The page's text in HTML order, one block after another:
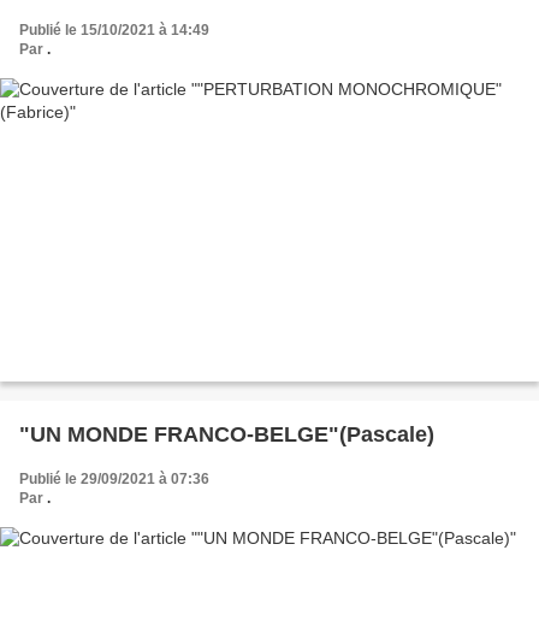
Publié le 15/10/2021 à 14:49
Par .
"UN MONDE FRANCO-BELGE"(Pascale)
Publié le 29/09/2021 à 07:36
Par .